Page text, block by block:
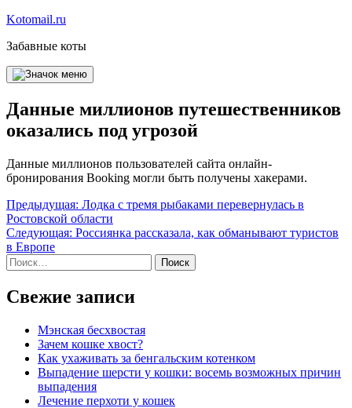
Перейти
содержимому
Kotomail.ru
Забавные коты
Данные миллионов путешественников
оказались под угрозой
Данные миллионов пользователей сайта онлайн-
бронирования Booking могли быть получены хакерами.
Навигация
по
записям
Предыдущая: Лодка с тремя рыбаками перевернулась в
Ростовской области
Следующая: Россиянка рассказала, как обманывают туристов
в Европе
Найти:
Свежие записи
Мэнская бесхвостая
Зачем кошке хвост?
Как ухаживать за бенгальским котенком
Выпадение шерсти у кошки: восемь возможных причин
выпадения
Лечение перхоти у кошек